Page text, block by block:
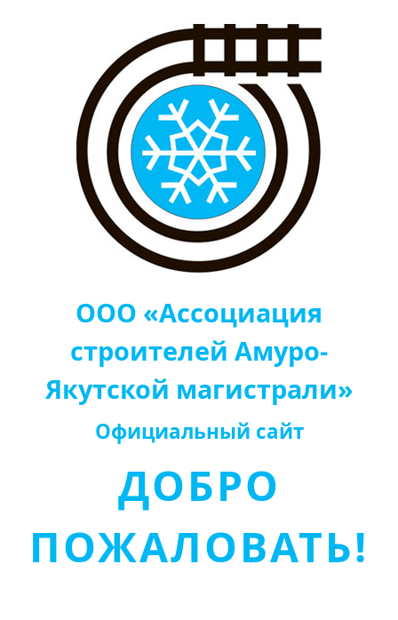
ООО «Ассоциация
строителей Амуро-
Якутской магистрали»
Официальный сайт
ДОБРО
ПОЖАЛОВАТЬ!